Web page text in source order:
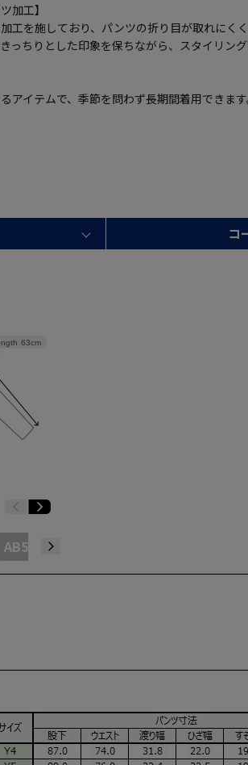
加工】
工を施しており、パンツの折り目が取れにく
っちりとした印象を保ちながら、スタイリング
アイテムで、季節を問わず長期間着用できま
コ
63cm
AB5 AB6